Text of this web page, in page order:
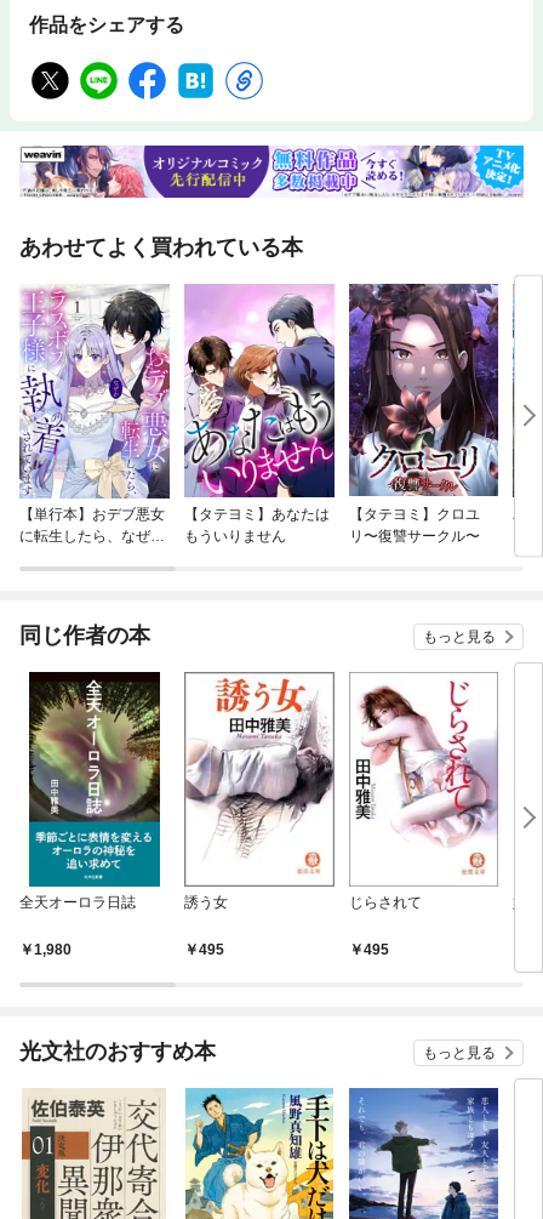
作品をシェアする
あわせてよく買われている本
【単行本】おデブ悪女
に転生したら、なぜか
【タテヨミ】あなたは
もういりません
【タテヨミ】クロユ
リ〜復讐サークル〜
バ
今
同じ作者の本 もっと見る
全天オーロラ日誌
1,980
誘う女
495
じらされて
495
姫戯
光文社のおすすめ本 もっと見る